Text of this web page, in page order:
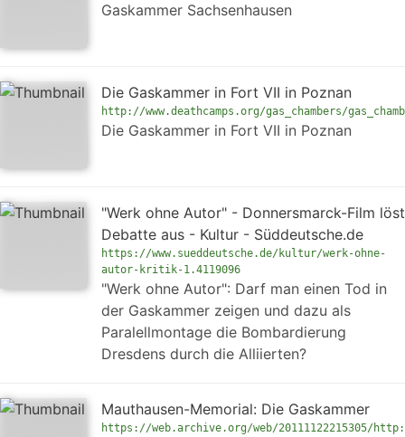
Gaskammer Sachsenhausen
Die Gaskammer in Fort VII in Poznan
http://www.deathcamps.org/gas_chambers/
Die Gaskammer in Fort VII in Poznan
"Werk ohne Autor" - Donnersmarck-Film löst
Debatte aus - Kultur - Süddeutsche.de
https://www.sueddeutsche.de/kultur/werk-ohne-
autor-kritik-1.4119096
"Werk ohne Autor": Darf man einen Tod in
der Gaskammer zeigen und dazu als
Paralellmontage die Bombardierung
Dresdens durch die Alliierten?
Mauthausen-Memorial: Die Gaskammer
https://web.archive.org/web/20111122215305/